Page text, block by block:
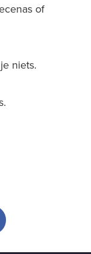
of
niets.